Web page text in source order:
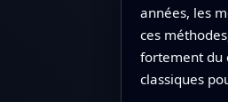
années, les
ces
fortement du
classiques